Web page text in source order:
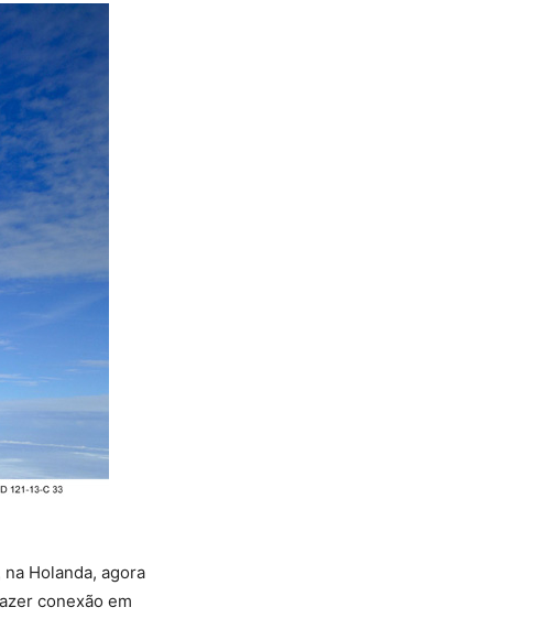
Holanda, agora
conexão em